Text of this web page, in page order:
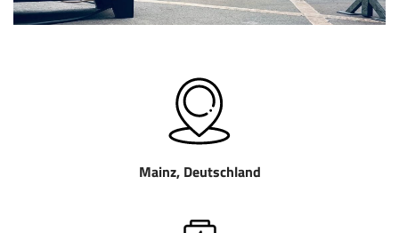
Mainz, Deutschland